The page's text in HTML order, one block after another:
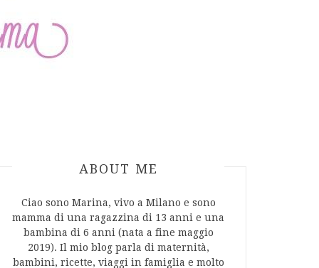
ABOUT AUTHOR
ABOUT ME
Ciao sono Marina, vivo a Milano e sono
mamma di una ragazzina di 13 anni e una
bambina di 6 anni (nata a fine maggio
2019). Il mio blog parla di maternità,
bambini, ricette, viaggi in famiglia e molto